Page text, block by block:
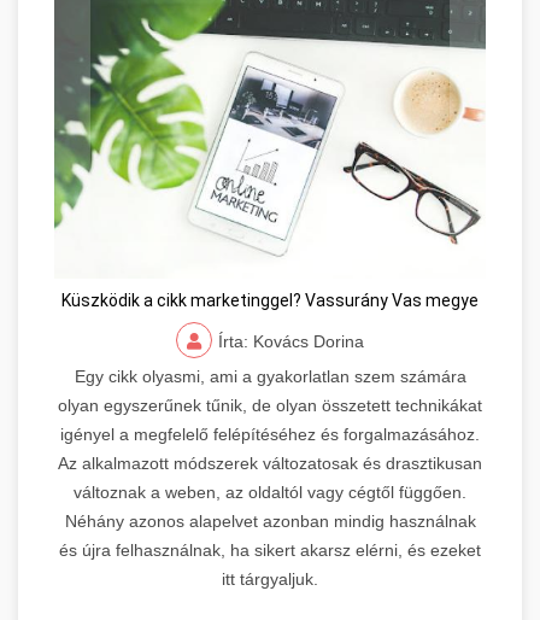
Küszködik a cikk marketinggel? Vassurány Vas megye
Írta: Kovács Dorina
Egy cikk olyasmi, ami a gyakorlatlan szem számára
olyan egyszerűnek tűnik, de olyan összetett technikákat
igényel a megfelelő felépítéséhez és forgalmazásához.
Az alkalmazott módszerek változatosak és drasztikusan
változnak a weben, az oldaltól vagy cégtől függően.
Néhány azonos alapelvet azonban mindig használnak
és újra felhasználnak, ha sikert akarsz elérni, és ezeket
itt tárgyaljuk.